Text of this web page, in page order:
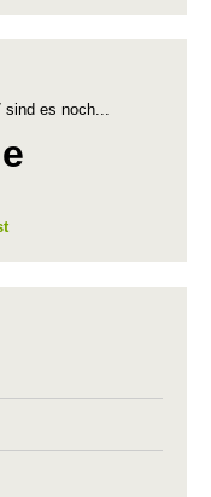
sind es noch...